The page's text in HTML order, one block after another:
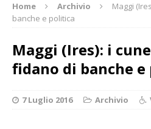
Home Archivio
Maggi
banche e politica
Maggi (Ires): i
fidano di banche
7 Luglio 2016 Archivio